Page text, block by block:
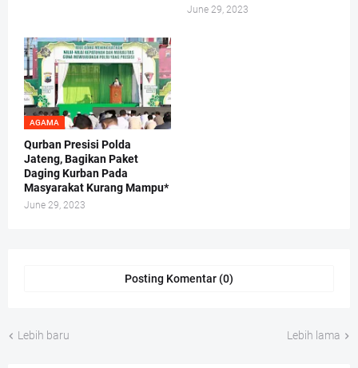
June 29, 2023
AGAMA
Qurban Presisi Polda
Jateng, Bagikan Paket
Daging Kurban Pada
Masyarakat Kurang Mampu*
June 29, 2023
Posting Komentar (0)
Lebih baru Lebih lama